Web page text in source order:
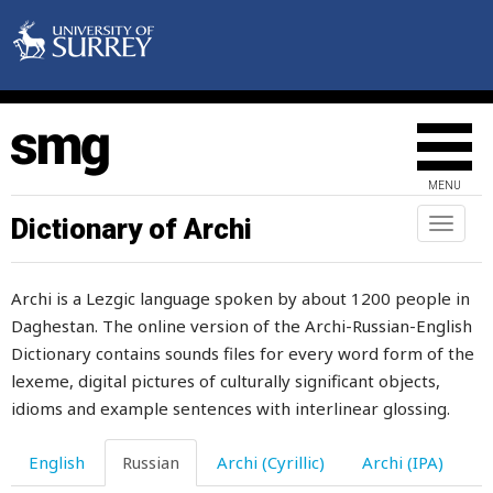
MENU
Toggle
Dictionary of Archi
Archi is a Lezgic language spoken by about 1200 people in
Daghestan. The online version of the Archi-Russian-English
Dictionary contains sounds files for every word form of the
lexeme, digital pictures of culturally significant objects,
idioms and example sentences with interlinear glossing.
English Russian Archi (Cyrillic) Archi (IPA)
миловидный
милый
мимолетно
минарет
минута
мир
мириться